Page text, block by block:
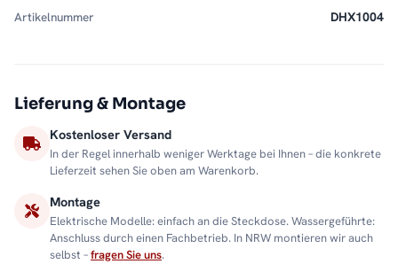
Artikelnummer DHX1004
Lieferung & Montage
Kostenloser Versand
In der Regel innerhalb weniger Werktage bei Ihnen – die konkrete
Lieferzeit sehen Sie oben am Warenkorb.
Montage
Elektrische Modelle: einfach an die Steckdose. Wassergeführte:
Anschluss durch einen Fachbetrieb. In NRW montieren wir auch
selbst –fragen Sie uns.